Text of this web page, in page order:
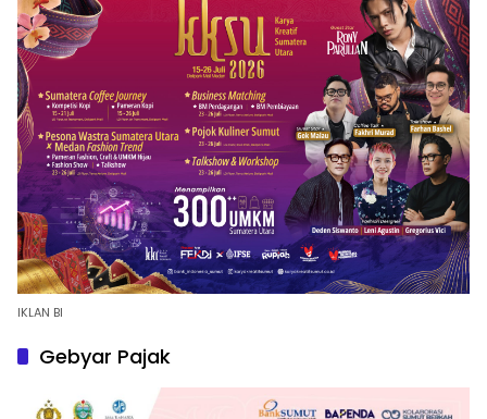
IKLAN BI
Gebyar Pajak